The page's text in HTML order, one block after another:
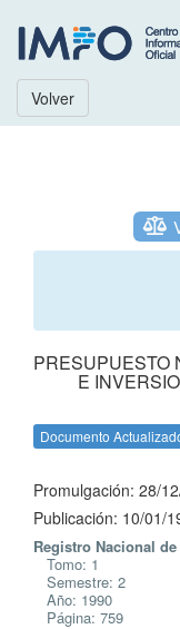
Volver
PRESUPUESTO
E
Documento
Promulgación: 28/
Publicación: 10/01/
Registro Nacional
Tomo: 1
Semestre: 2
Año: 1990
Página: 759